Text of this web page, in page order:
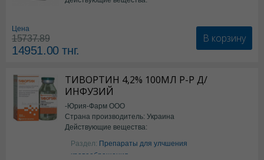
Цена
15737.89
14951.00тнг.
В корзину
ТИВОРТИН 4,2% 100МЛ Р-Р Д/
ИНФУЗИЙ
-Юрия-Фарм ООО
Страна производитель: Украина
Действующие вещества:
Аргинин
Раздел: Препараты для улчшения
кровообращения